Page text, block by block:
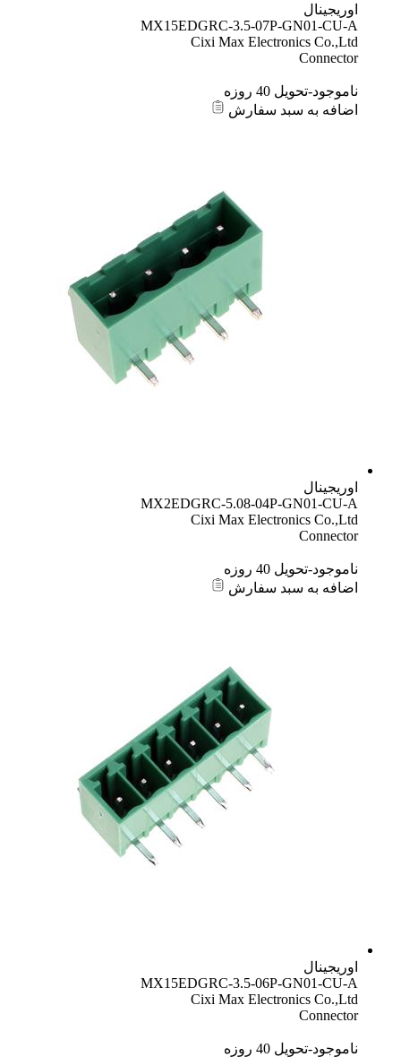
اوریجینال
MX15EDGRC-3.5-07P-GN01-CU-A
Cixi Max Electronics Co.,Ltd
Connector
ناموجود-تحویل 40 روزه
اضافه به سبد سفارش
اوریجینال
MX2EDGRC-5.08-04P-GN01-CU-A
Cixi Max Electronics Co.,Ltd
Connector
ناموجود-تحویل 40 روزه
اضافه به سبد سفارش
اوریجینال
MX15EDGRC-3.5-06P-GN01-CU-A
Cixi Max Electronics Co.,Ltd
Connector
ناموجود-تحویل 40 روزه